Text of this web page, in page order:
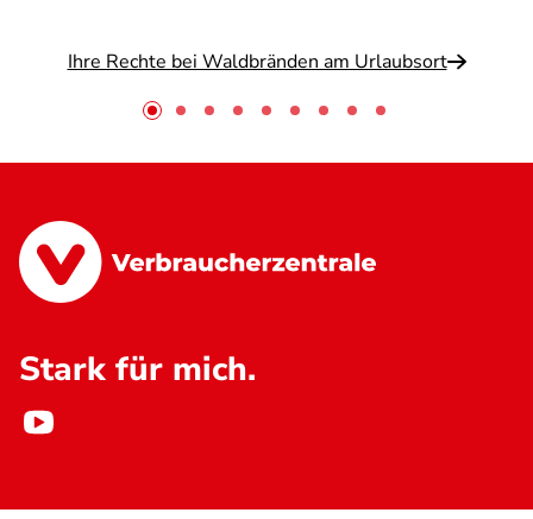
Ihre Rechte bei Waldbränden am Urlaubsort
Stark für mich.